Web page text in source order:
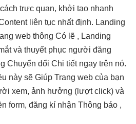
cách trực quan, khởi tạo nhanh
liên tục nhất định. Landing
web thông Có lẽ , Landing
và thuyết phục người đăng
Chuyển đổi Chi tiết ngay trên nó.
này sẽ Giúp Trang web của bạn
xem, ảnh hưởng (lượt click) và
form, đăng kí nhận Thông báo ,